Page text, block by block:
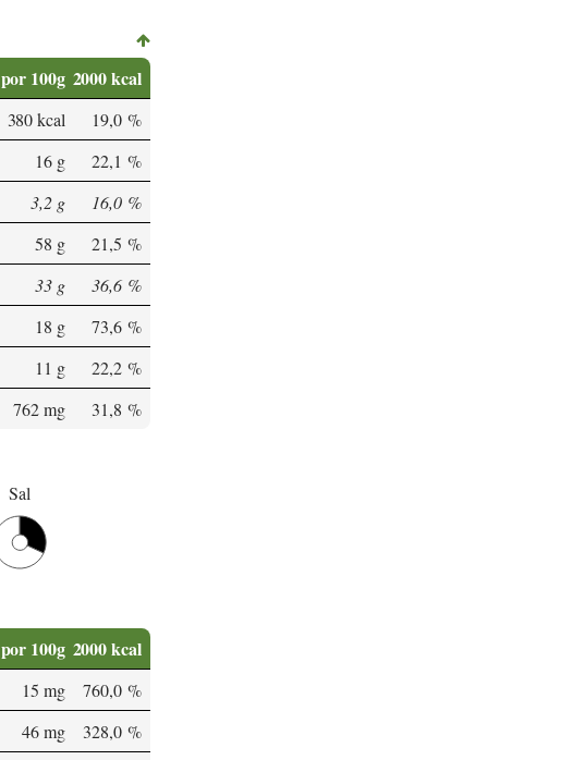
por 100g 2000 kcal
380 kcal
19,0 %
16 g
22,1 %
3,2 g
16,0 %
58 g
21,5 %
33 g
36,6 %
18 g
73,6 %
11 g
22,2 %
762 mg
31,8 %
Sal
por 100g 2000 kcal
15 mg
760,0 %
46 mg
328,0 %